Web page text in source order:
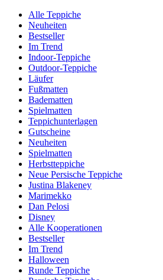
Alle Teppiche
Neuheiten
Bestseller
Im Trend
Indoor-Teppiche
Outdoor-Teppiche
Läufer
Fußmatten
Badematten
Spielmatten
Teppichunterlagen
Gutscheine
Neuheiten
Spielmatten
Herbstteppiche
Neue Persische Teppiche
Justina Blakeney
Marimekko
Dan Pelosi
Disney
Alle Kooperationen
Bestseller
Im Trend
Halloween
Runde Teppiche